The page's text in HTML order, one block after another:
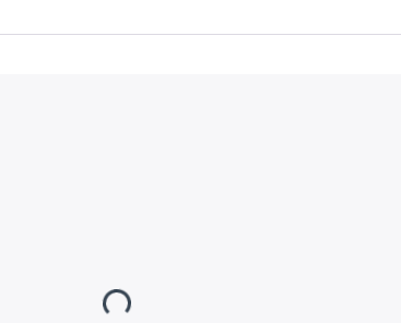
Loading...